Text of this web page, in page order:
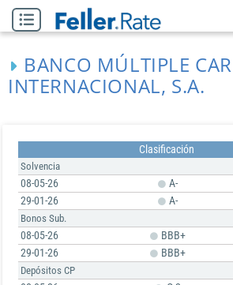
BANCO MÚLTIPLE
INTERNACIONAL, S.A.
Clasificación
Solvencia
08-05-26 A-
29-01-26
A-
Bonos Sub.
08-05-26 BBB+
29-01-26
BBB+
Depósitos CP